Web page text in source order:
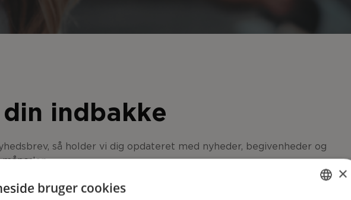
indbakke
så holder vi dig opdateret med nyheder, begivenheder og
måneden.
×
bruger cookies